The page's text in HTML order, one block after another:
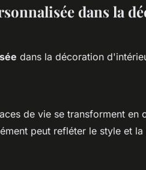
dans la
dans la décoration
de vie se transforment
peut refléter le style et